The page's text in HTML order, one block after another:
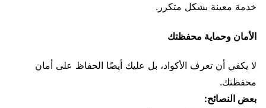
خدمة معينة بشكل متكرر.
الأمان وحماية محفظتك
لا يكفي أن تعرف الأكواد، بل عليك أيضًا الحفاظ على أمان
محفظتك.
بعض النصائح: